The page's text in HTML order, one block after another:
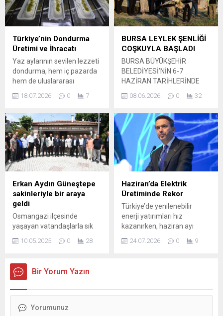
bilgiler verdi. Nilüfer
Belediyesi Dr. Ceyhun İrgil
Sağlık Müzesi’nde
düzenlenen “Sağlık
Buluşmaları” etkinlikleri
Yardım Eğitimi” düzenlendi.
A Sınıfı İş Güvenliği
Uzmanı,...
çalışmada, olayla bağlantılı
olduğu değerlendirilen bazı
adreslerde aramalar
gerçekleştirilirken,
yetkililerden konuya ilişkin
detayların zaman içinde
paylaşılacağı aktarıldı.
Operasyonun Kapsamı ve
Gelişmeler...
Türkiye’nin Dondurma
Üretimi ve İhracatı
Yaz aylarının sevilen lezzeti
dondurma, hem iç pazarda
hem de uluslararası
Türkiye’de 919 tesiste
ve gelişmiş işleme sanayisi
sayesinde dondurma
üretimi önemli bir
kapasiteye ulaşmış
durumda; bu durum ülkenin
süt ve süt ürünleri ihracatına
da doğrudan yansıyor.
Geçen yıl Türkiye’nin süt ve
süt...
18.07.2026 0 7
BURSA LEYLEK ŞENLİĞİ
COŞKUYLA BAŞLADI
BURSA BÜYÜKŞEHİR
BELEDİYESİ’NİN 6-7
HAZİRAN TARİHLERİNDE
LEYLEK ŞENLİĞİ, KORTEJ
GÜN BOYU DOĞANIN
KEYFİNİ ÇIKARAN
KATILIMCILAR, ÇOK SAYIDA
ETKİNLİĞE KATILARAK
UNUTULMAZ BİR GÜN
GEÇİRDİ. Leyleklerin izinde
Bursa’nın doğal ve kültürel
mirasına sahip çıkılan Bursa
bağlı Eskikaraağaç
köyündeki kortej
yürüyüşüyle başladı. Bursa
Büyükşehir Belediyesi’nin,...
08.06.2026 0 32
Erkan Aydın Güneştepe
sakinleriyle bir araya
geldi
Osmangazi ilçesinde
yaşayan vatandaşlarla sık
sık biraya gelen Osmangazi
Belediye Başkanı Erkan
mahallesini ziyaret etti.
Osmangazi ilçesindeki
ve isteklerini dinleyerek
10.05.2025 0 28
Haziran’da Elektrik
Üretiminde Rekor
Türkiye’de yenilenebilir
enerji yatırımları hız
kazanırken, haziran ayı
elektrik üretimi rakamları
dikkat çekici sonuçlar
24.07.2026 0 9
Bir Yorum Yazın